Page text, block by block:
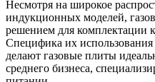
Несмотря на широкое
индукционных моделей,
решением для комплектации
Специфика их
делают газовые плиты
среднего бизнеса,